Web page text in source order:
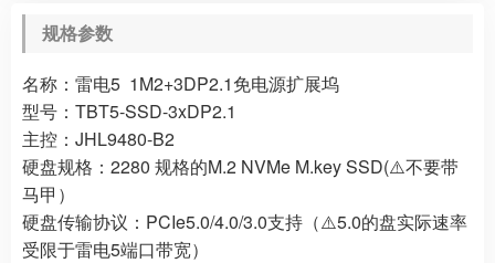
规格参数
名称：雷电5 1M2+3DP2.1免电源扩展坞
型号：TBT5-SSD-3xDP2.1
主控：JHL9480-B2
硬盘规格：2280 规格的M.2 NVMe M.key SSD(⚠️不要带
马甲）
硬盘传输协议：PCIe5.0/4.0/3.0支持（⚠️5.0的盘实际速率
受限于雷电5端口带宽）